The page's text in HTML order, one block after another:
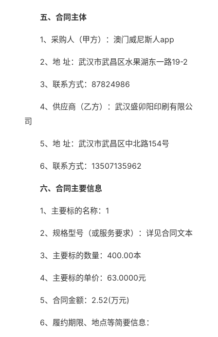
五、合同主体
1、采购人（甲方）：澳门威尼斯人app
2、地 址：武汉市武昌区水果湖东一路19-2
3、联系方式：87824986
4、供应商（乙方）：武汉盛卯阳印刷有限公
司
5、地 址：武汉市武昌区中北路154号
6、联系方式：13507135962
六、合同主要信息
1、主要标的名称：1
2、规格型号（或服务要求）：详见合同文本
3、主要标的数量：400.00本
4、主要标的单价：63.0000元
5、合同金额：2.52(万元)
6、履约期限、地点等简要信息：